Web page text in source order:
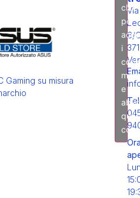
Gaming su misura
Via
6/
clic
per
i
e